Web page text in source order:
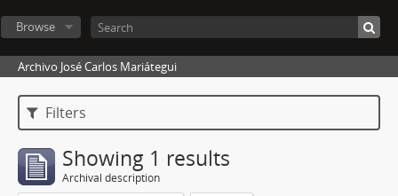
Browse
Archivo José Carlos Mariátegui
Filters
Showing 1 results
Archival description